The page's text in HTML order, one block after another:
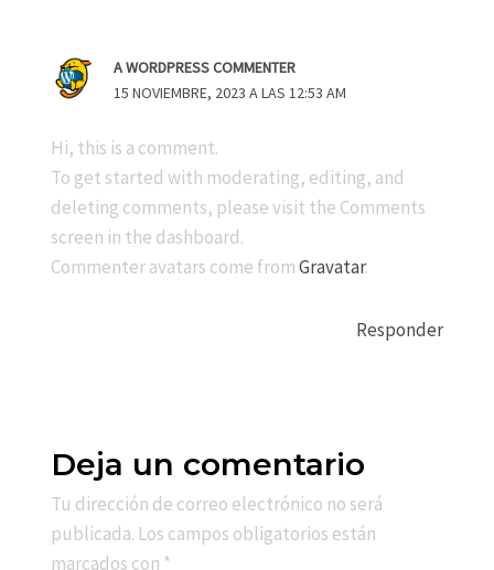
A WORDPRESS COMMENTER
15 NOVIEMBRE, 2023 A LAS 12:53 AM
Hi, this is a comment.
To get started with moderating, editing, and
deleting comments, please visit the Comments
screen in the dashboard.
Commenter avatars come fromGravatar.
Responder
Deja un comentario
Tu dirección de correo electrónico no será
publicada. Los campos obligatorios están
marcados con *